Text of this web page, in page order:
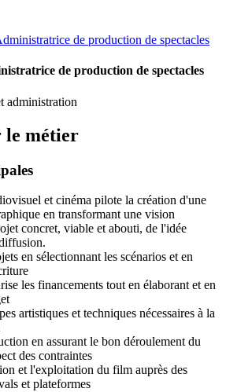
de production de spectacles
de production de spectacles
administration
le métier
et cinéma pilote la création d'une
en transformant une vision
concret, viable et abouti, de l'idée
en sélectionnant les scénarios et en
les financements tout en élaborant et en
artistiques et techniques nécessaires à la
en assurant le bon déroulement du
des contraintes
et l'exploitation du film auprès des
et plateformes